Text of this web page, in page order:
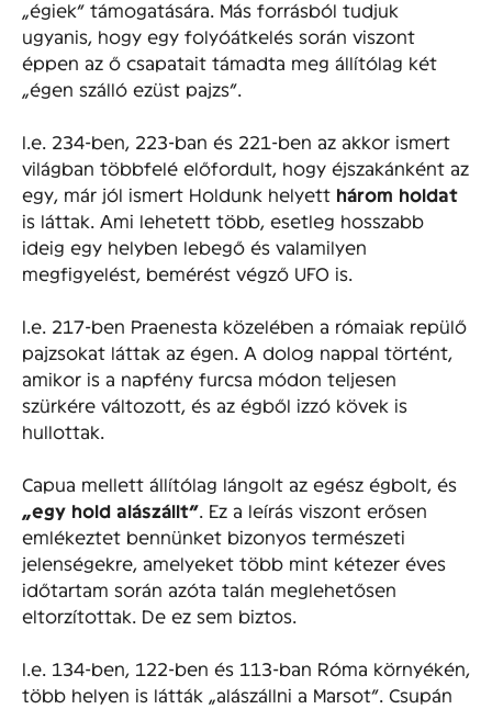
„égiek” támogatására. Más forrásból tudjuk
ugyanis, hogy egy folyóátkelés során viszont
éppen az ő csapatait támadta meg állítólag két
„égen szálló ezüst pajzs”.
I.e. 234-ben, 223-ban és 221-ben az akkor ismert
világban többfelé előfordult, hogy éjszakánként az
egy, már jól ismert Holdunk helyett három holdat
is láttak. Ami lehetett több, esetleg hosszabb
ideig egy helyben lebegő és valamilyen
megfigyelést, bemérést végző UFO is.
I.e. 217-ben Praenesta közelében a rómaiak repülő
pajzsokat láttak az égen. A dolog nappal történt,
amikor is a napfény furcsa módon teljesen
szürkére változott, és az égből izzó kövek is
hullottak.
Capua mellett állítólag lángolt az egész égbolt, és
„egy hold alászállt” . Ez a leírás viszont erősen
emlékeztet bennünket bizonyos természeti
jelenségekre, amelyeket több mint kétezer éves
időtartam során azóta talán meglehetősen
eltorzítottak. De ez sem biztos.
I.e. 134-ben, 122-ben és 113-ban Róma környékén,
több helyen is látták „alászállni a Marsot”. Csupán